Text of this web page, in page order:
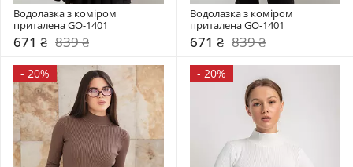
Водолазка з коміром
приталена GO-1401
671 ₴ 839 ₴
Водолазка з коміром
приталена GO-1401
671 ₴ 839 ₴
- 20% - 20%